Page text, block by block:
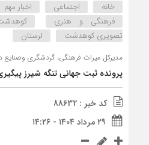
خانه اجتماعی اخبار مهم
فرهنگی و هنری
تصویری کوهدشت
لرستان
مدیرکل میراث فرهنگی، گردشگری وصنایع
پرونده ثبت جهانی تنگه شیرز
کد خبر : 88632
۲۹ مرداد ۱۴۰۴ - ۱۴:۲۶